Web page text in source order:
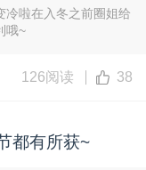
冷啦在入冬之前圈姐给
哦~
126阅读 38
都有所获~